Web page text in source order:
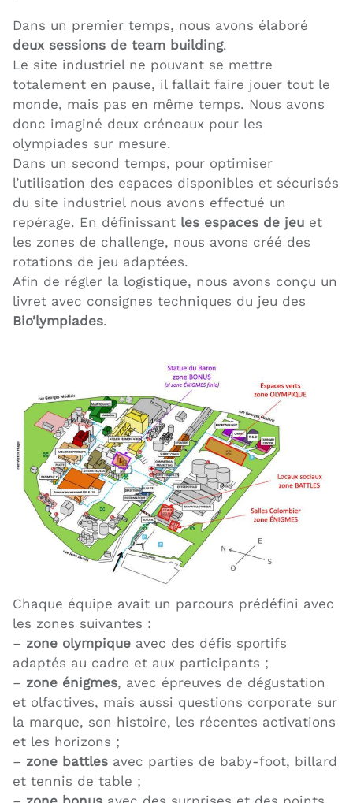
Dans un premier temps, nous avons élaboré
deux sessions de team building.
Le site industriel ne pouvant se mettre
totalement en pause, il fallait faire jouer tout le
monde, mais pas en même temps. Nous avons
donc imaginé deux créneaux pour les
olympiades sur mesure.
Dans un second temps, pour optimiser
l’utilisation des espaces disponibles et sécurisés
du site industriel nous avons effectué un
repérage. En définissant les espaces de jeu et
les zones de challenge, nous avons créé des
rotations de jeu adaptées.
Afin de régler la logistique, nous avons conçu un
livret avec consignes techniques du jeu des
Bio’lympiades.
Chaque équipe avait un parcours prédéfini avec
les zones suivantes :
– zone olympique avec des défis sportifs
adaptés au cadre et aux participants ;
– zone énigmes, avec épreuves de dégustation
et olfactives, mais aussi questions corporate sur
la marque, son histoire, les récentes activations
et les horizons ;
– zone battles avec parties de baby-foot, billard
et tennis de table ;